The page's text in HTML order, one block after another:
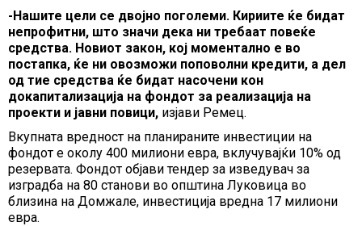
-Нашите цели се двојно поголеми. Кириите ќе бидат
непрофитни, што значи дека ни требаат повеќе
средства. Новиот закон, кој моментално е во
постапка, ќе ни овозможи поповолни кредити, а дел
од тие средства ќе бидат насочени кон
докапитализација на фондот за реализација на
проекти и јавни повици, изјави Ремец.
Вкупната вредност на планираните инвестиции на
фондот е околу 400 милиони евра, вклучувајќи 10% од
резервата. Фондот објави тендер за изведувач за
изградба на 80 станови во општина Луковица во
близина на Домжале, инвестиција вредна 17 милиони
евра.